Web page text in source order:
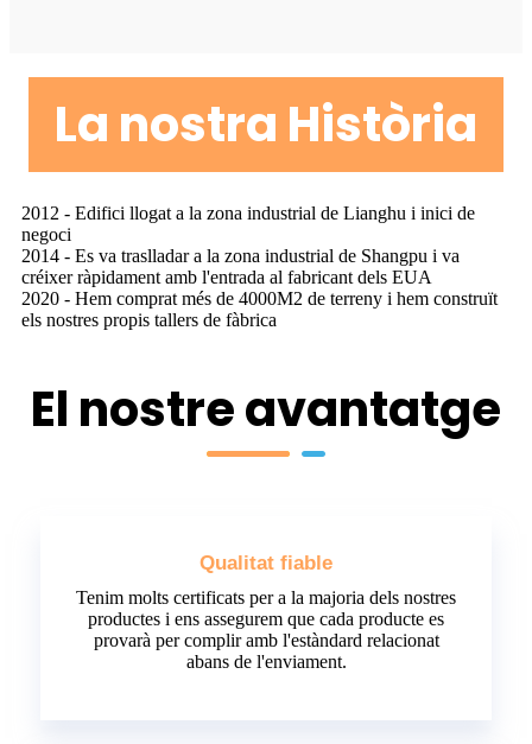
La nostra Història
2012 - Edifici llogat a la zona industrial de Lianghu i inici de
negoci
2014 - Es va traslladar a la zona industrial de Shangpu i va
créixer ràpidament amb l'entrada al fabricant dels EUA
2020 - Hem comprat més de 4000M2 de terreny i hem construït
els nostres propis tallers de fàbrica
El nostre avantatge
Qualitat fiable
Tenim molts certificats per a la majoria dels nostres
productes i ens assegurem que cada producte es
provarà per complir amb l'estàndard relacionat
abans de l'enviament.